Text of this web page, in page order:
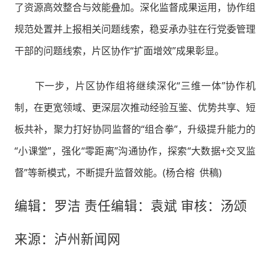
了资源高效整合与效能叠加。深化监督成果运用，协作组
规范处置并上报相关问题线索，稳妥承办驻在行党委管理
干部的问题线索，片区协作“扩面增效”成果彰显。
下一步，片区协作组将继续深化“三维一体”协作机
制，在更宽领域、更深层次推动经验互鉴、优势共享、短
板共补，聚力打好协同监督的“组合拳”，升级提升能力的
“小课堂”，强化“零距离”沟通协作，探索“大数据+交叉监
督”等新模式，不断提升监督效能。 (杨合榕 供稿)
编辑：罗洁 责任编辑：袁斌 审核：汤颂
来源：泸州新闻网